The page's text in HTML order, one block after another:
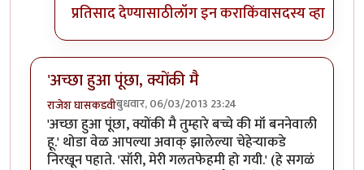
प्रतिसाद देण्यासाठीलॉग इन कराकिंवासदस्य व्हा
'अच्छा हुआ पूंछा, क्योंकी मै
राजेश घासकडवीबुधवार, 06/03/2013 23:24
'अच्छा हुआ पूंछा, क्योंकी मै तुम्हारे बच्चे की मॉं बननेवाली
हू.' थोडा वेळ आपल्या अवाक् झालेल्या चेहेऱ्याकडे
निरखून पहाते. 'सॉरी, मेरी गलतफेहमी हो गयी.' (हे सगळं